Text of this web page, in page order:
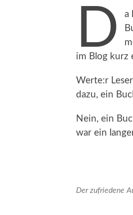
D
a
im Blog kurz
Werte:r
dazu, ein
Nein, ein
war ein
Der zufriedene